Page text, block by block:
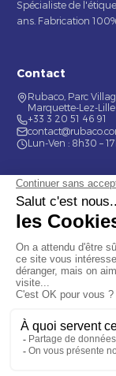
Spécialiste de
ans. Fabrication
Contact
Rubaco, Parc
Marquette-Lez-Lille
+33 3 20 51 46 91
Lun-Ven : 8h30 –
Nos services
Étiquette alimentaire
Étiquette de
Informations
Mentions légales
À propos
Nous contacter